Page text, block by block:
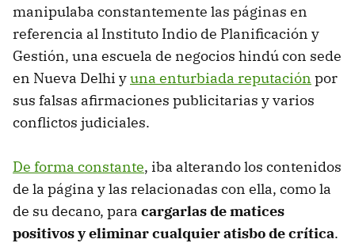
manipulaba constantemente las páginas en
referencia al Instituto Indio de Planificación y
Gestión, una escuela de negocios hindú con sede
en Nueva Delhi yuna enturbiada reputación por
sus falsas afirmaciones publicitarias y varios
conflictos judiciales.
De forma constante, iba alterando los contenidos
de la página y las relacionadas con ella, como la
de su decano, para cargarlas de matices
positivos y eliminar cualquier atisbo de crítica.